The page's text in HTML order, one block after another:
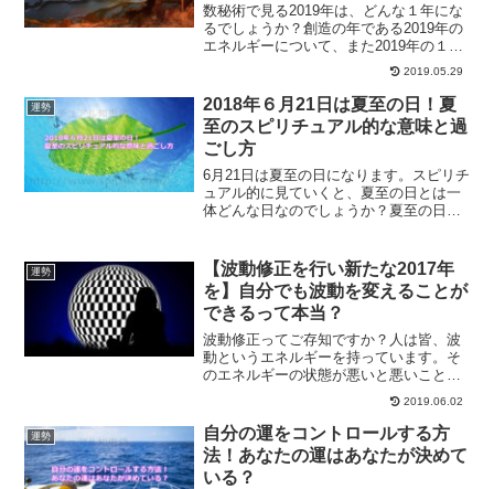
数秘術で見る2019年は、どんな１年にな
るでしょうか？創造の年である2019年の
エネルギーについて、また2019年の１年
間の過ごし方について、ご紹介していき
2019.05.29
運勢
2018年６月21日は夏至の日！夏
至のスピリチュアル的な意味と過
ごし方
6月21日は夏至の日になります。スピリチ
ュアル的に見ていくと、夏至の日とは一
体どんな日なのでしょうか？夏至の日の
ついてご紹介します。
運勢
【波動修正を行い新たな2017年
を】自分でも波動を変えることが
できるって本当？
波動修正ってご存知ですか？人は皆、波
動というエネルギーを持っています。そ
のエネルギーの状態が悪いと悪いことが
起こりやすくなったりします。波動を整
えて修正してあげることで、良い人生を
歩むことができるようになります。自分
でもできる波動を変える方法についてご
紹介します。
2019.06.02
運勢
自分の運をコントロールする方
法！あなたの運はあなたが決めて
いる？